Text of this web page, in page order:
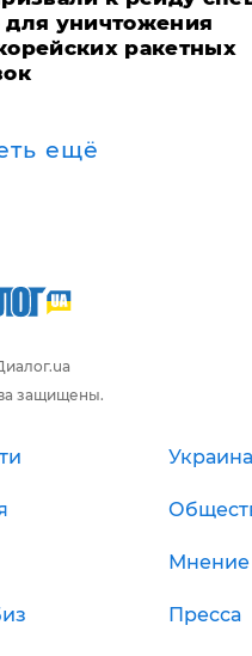
для уничтожения
ракетных
ещё
защищены.
Украина
Мнение
Пресса